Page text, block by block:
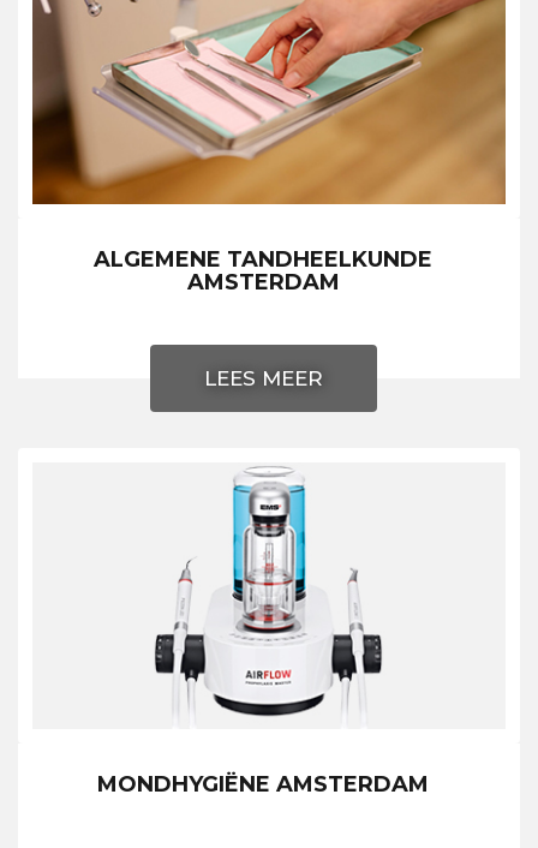
ALGEMENE TANDHEELKUNDE
AMSTERDAM
LEES MEER
MONDHYGIËNE AMSTERDAM